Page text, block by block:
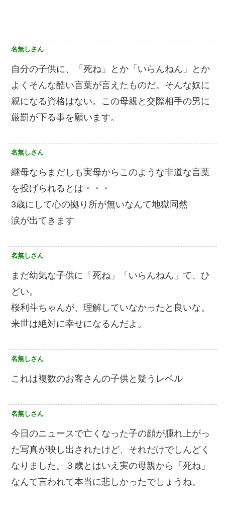
名無しさん
自分の子供に、「死ね」とか「いらんねん」とか
よくそんな酷い言葉が言えたものだ。そんな奴に
親になる資格はない。この母親と交際相手の男に
厳罰が下る事を願います。
名無しさん
継母ならまだしも実母からこのような非道な言葉
を投げられるとは・・・
3歳にして心の拠り所が無いなんて地獄同然
涙が出てきます
名無しさん
まだ幼気な子供に「死ね」「いらんねん」て、ひ
どい。
桜利斗ちゃんが、理解していなかったと良いな。
来世は絶対に幸せになるんだよ。
名無しさん
これは複数のお客さんの子供と疑うレベル
名無しさん
今日のニュースで亡くなった子の顔が腫れ上がっ
た写真が映し出されたけど、それだけでしんどく
なりました。３歳とはいえ実の母親から「死ね」
なんて言われて本当に悲しかったでしょうね。